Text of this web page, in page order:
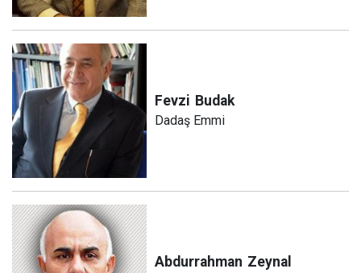
Fevzi Budak
Dadaş Emmi
Abdurrahman Zeynal